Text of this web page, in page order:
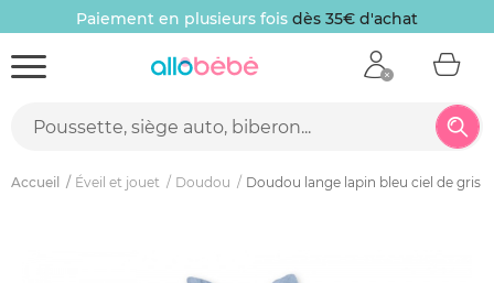
Paiement en plusieurs fois dès 35€ d'achat
Accueil Éveil et jouet Doudou Doudou lange lapin bleu ciel de gris